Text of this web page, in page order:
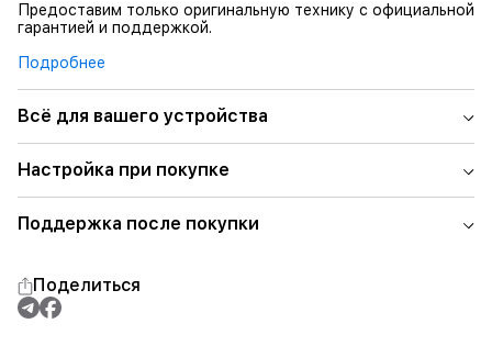
Предоставим только оригинальную технику с официальной
гарантией и поддержкой.
Подробнее
Всё для вашего устройства
Настройка при покупке
Поддержка после покупки
Поделиться